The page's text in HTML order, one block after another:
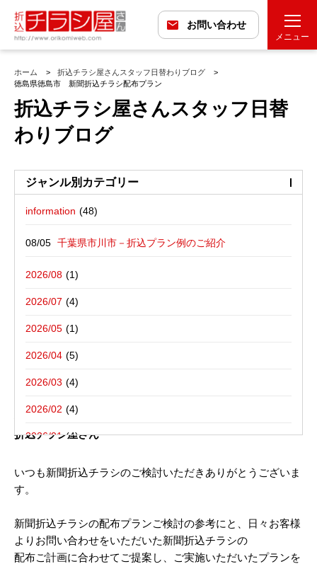
お問い合わせ
メニュー
ホーム
折込チラシ屋さんスタッフ日替わりブログ
徳島県徳島市 新聞折込チラシ配布プラン
折込チラシ屋さんスタッフ日替
わりブログ
ジャンル別カテゴリー
information
折込広告配布プラン
最近の投稿
千葉県市川市－折込プラン例のご紹介
千葉県松戸市－折込プラン例のご紹介
愛媛県松山市－折込プラン例のご紹介
栃木県宇都宮市－折込プラン例のご紹介
東京都八王子市－折込プラン例のご紹介
バックナンバー
2026/08
2026/07
2026/05
2026/04
2026/03
2026/02
2026/01
2025/10
2025/08
2025/07
デザイン・チラシ・印刷・折込配布を
一括でお受けする折込チラシ屋さんブ
徳島県徳島市 新聞折込チラシ配布プラン｜新聞折込広告の
折込チラシ屋さん
いつも新聞折込チラシのご検討いただきありがとうございま
す。
新聞折込チラシの配布プランご検討の参考にと、日々お客様
よりお問い合わせをいただいた新聞折込チラシの
配布ご計画に合わせてご提案し、ご実施いただいたプランを